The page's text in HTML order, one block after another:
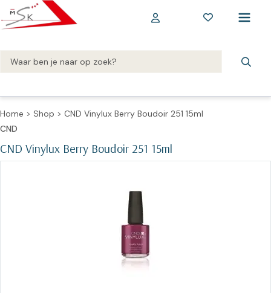
Home > Shop > CND Vinylux Berry Boudoir 251 15ml
CND Vinylux Berry Boudoir 251 15ml
CND